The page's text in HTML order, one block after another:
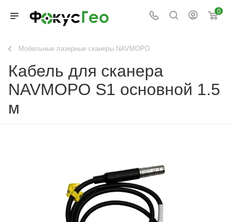
0
Мобильные лазерные сканеры NAVMOPO
Кабель для сканера
NAVMOPO S1 основной 1.5
м